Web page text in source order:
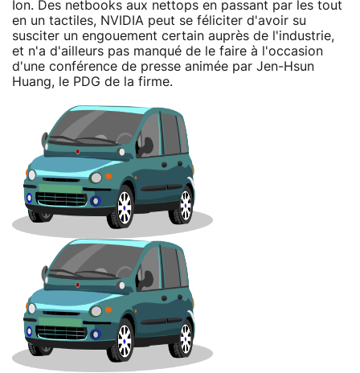
Ion. Des netbooks aux nettops en passant par les tout
en un tactiles, NVIDIA peut se féliciter d'avoir su
susciter un engouement certain auprès de l'industrie,
et n'a d'ailleurs pas manqué de le faire à l'occasion
d'une conférence de presse animée par Jen-Hsun
Huang, le PDG de la firme.